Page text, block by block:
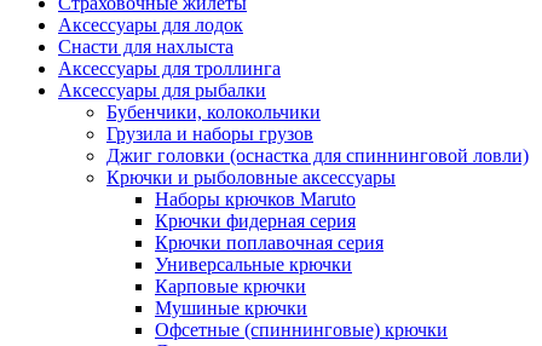
Аксессуары для лодок
Снасти для нахлыста
Аксессуары для троллинга
Аксессуары для рыбалки
Бубенчики, колокольчики
Грузила и наборы грузов
Джиг головки (оснастка для спиннинговой ловли)
Крючки и рыболовные аксессуары
Наборы крючков Maruto
Крючки фидерная серия
Крючки поплавочная серия
Универсальные крючки
Карповые крючки
Мушиные крючки
Офсетные (спиннинговые) крючки